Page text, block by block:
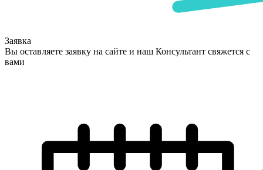
Заявка
Вы оставляете заявку на сайте и наш Консультант свяжется с
вами